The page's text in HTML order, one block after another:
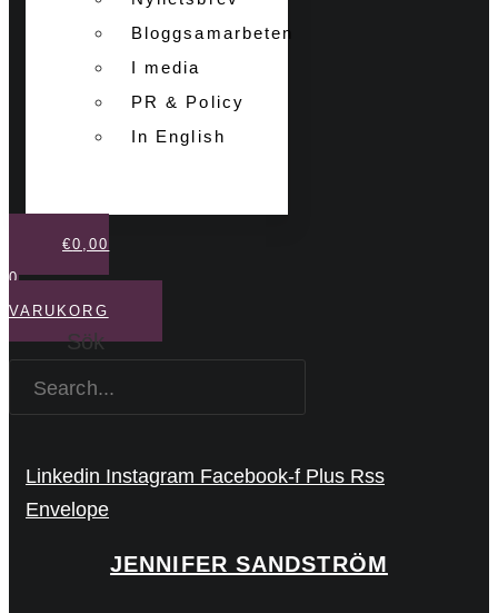
Bloggsamarbeten
I media
PR & Policy
In English
€0,00
0
VARUKORG
Sök
Linkedin Instagram Facebook-f Plus Rss
Envelope
JENNIFER SANDSTRÖM